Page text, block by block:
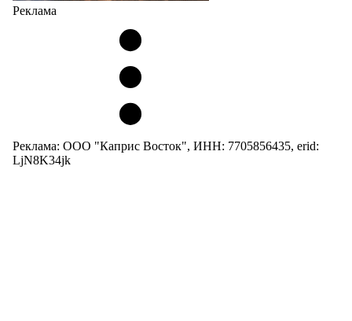
Реклама
Реклама: ООО "Каприс Восток", ИНН: 7705856435, erid:
LjN8K34jk